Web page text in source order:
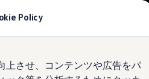
Policy
上させ、コンテンツや広告をパ
ーション
ター
葉中央